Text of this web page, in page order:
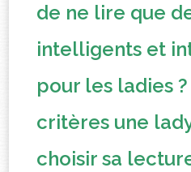
de ne lire que
intelligents et
pour les ladies
critères une
choisir sa